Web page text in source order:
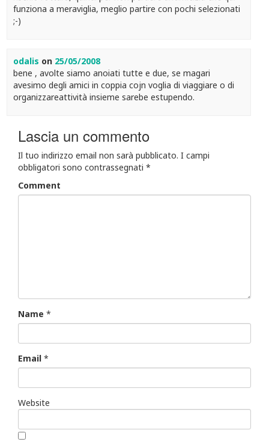
funziona a meraviglia, meglio partire con pochi selezionati
;-)
odalis on 25/05/2008
bene , avolte siamo anoiati tutte e due, se magari
avesimo degli amici in coppia cojn voglia di viaggiare o di
organizzareattività insieme sarebe estupendo.
Lascia un commento
Il tuo indirizzo email non sarà pubblicato. I campi
obbligatori sono contrassegnati *
Comment
Name *
Email *
Website